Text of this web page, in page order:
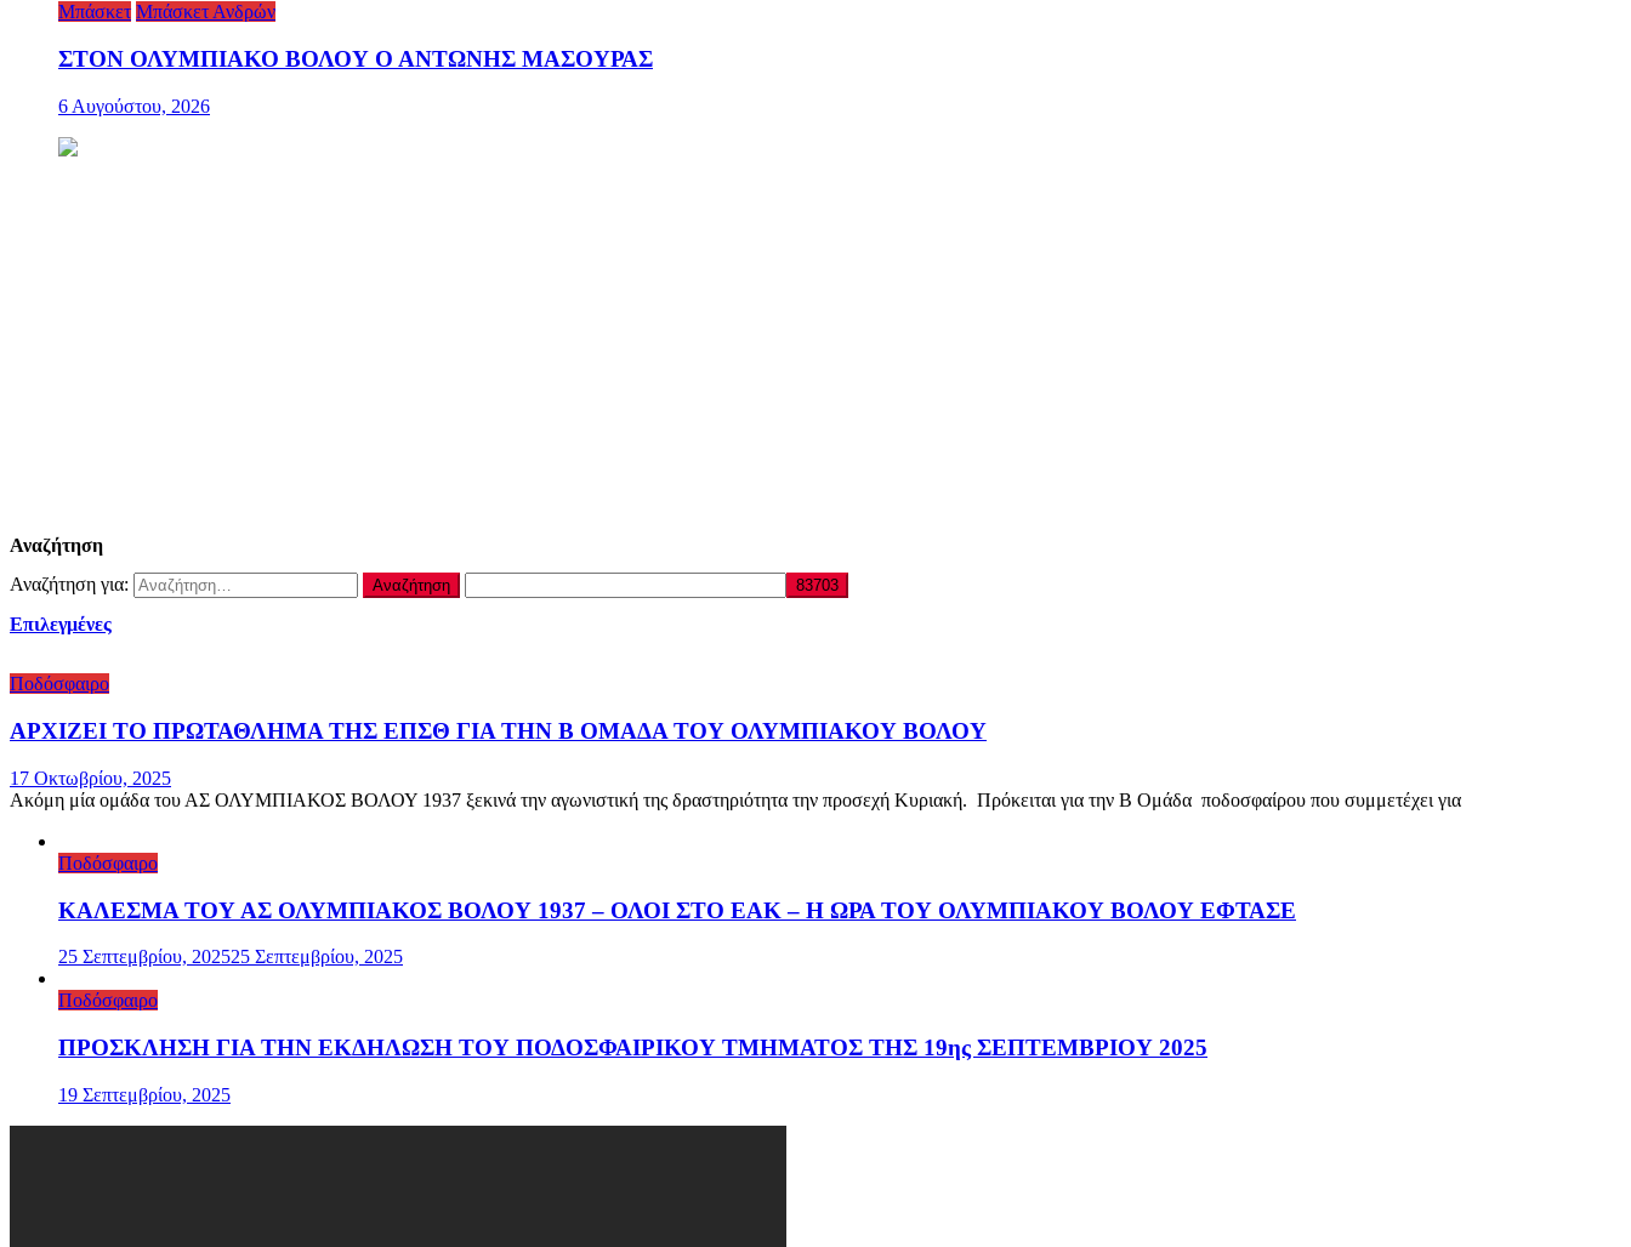
Μπάσκετ Μπάσκετ Ανδρών
ΣΤΟΝ ΟΛΥΜΠΙΑΚΟ ΒΟΛΟΥ Ο ΑΝΤΩΝΗΣ ΜΑΣΟΥΡΑΣ
6 Αυγούστου, 2026
Αναζήτηση
Αναζήτηση για:
Επιλεγμένες
Ποδόσφαιρο
ΑΡΧΙΖΕΙ ΤΟ ΠΡΩΤΑΘΛΗΜΑ ΤΗΣ ΕΠΣΘ ΓΙΑ ΤΗΝ Β ΟΜΑΔΑ ΤΟΥ ΟΛΥΜΠΙΑΚΟΥ ΒΟΛΟΥ
17 Οκτωβρίου, 2025
Ακόμη μία ομάδα του ΑΣ ΟΛΥΜΠΙΑΚΟΣ ΒΟΛΟΥ 1937 ξεκινά την αγωνιστική της δραστηριότητα την προσεχή Κυριακή. Πρόκειται για την Β Ομάδα ποδοσφαίρου που συμμετέχει για
Ποδόσφαιρο
ΚΑΛΕΣΜΑ ΤΟΥ ΑΣ ΟΛΥΜΠΙΑΚΟΣ ΒΟΛΟΥ 1937 – ΟΛΟΙ ΣΤΟ ΕΑΚ – Η ΩΡΑ ΤΟΥ ΟΛΥΜΠΙΑΚΟΥ ΒΟΛΟΥ ΕΦΤΑΣΕ
25 Σεπτεμβρίου, 202525 Σεπτεμβρίου, 2025
Ποδόσφαιρο
ΠΡΟΣΚΛΗΣΗ ΓΙΑ ΤΗΝ ΕΚΔΗΛΩΣΗ ΤΟΥ ΠΟΔΟΣΦΑΙΡΙΚΟΥ ΤΜΗΜΑΤΟΣ ΤΗΣ 19ης ΣΕΠΤΕΜΒΡΙΟΥ 2025
19 Σεπτεμβρίου, 2025